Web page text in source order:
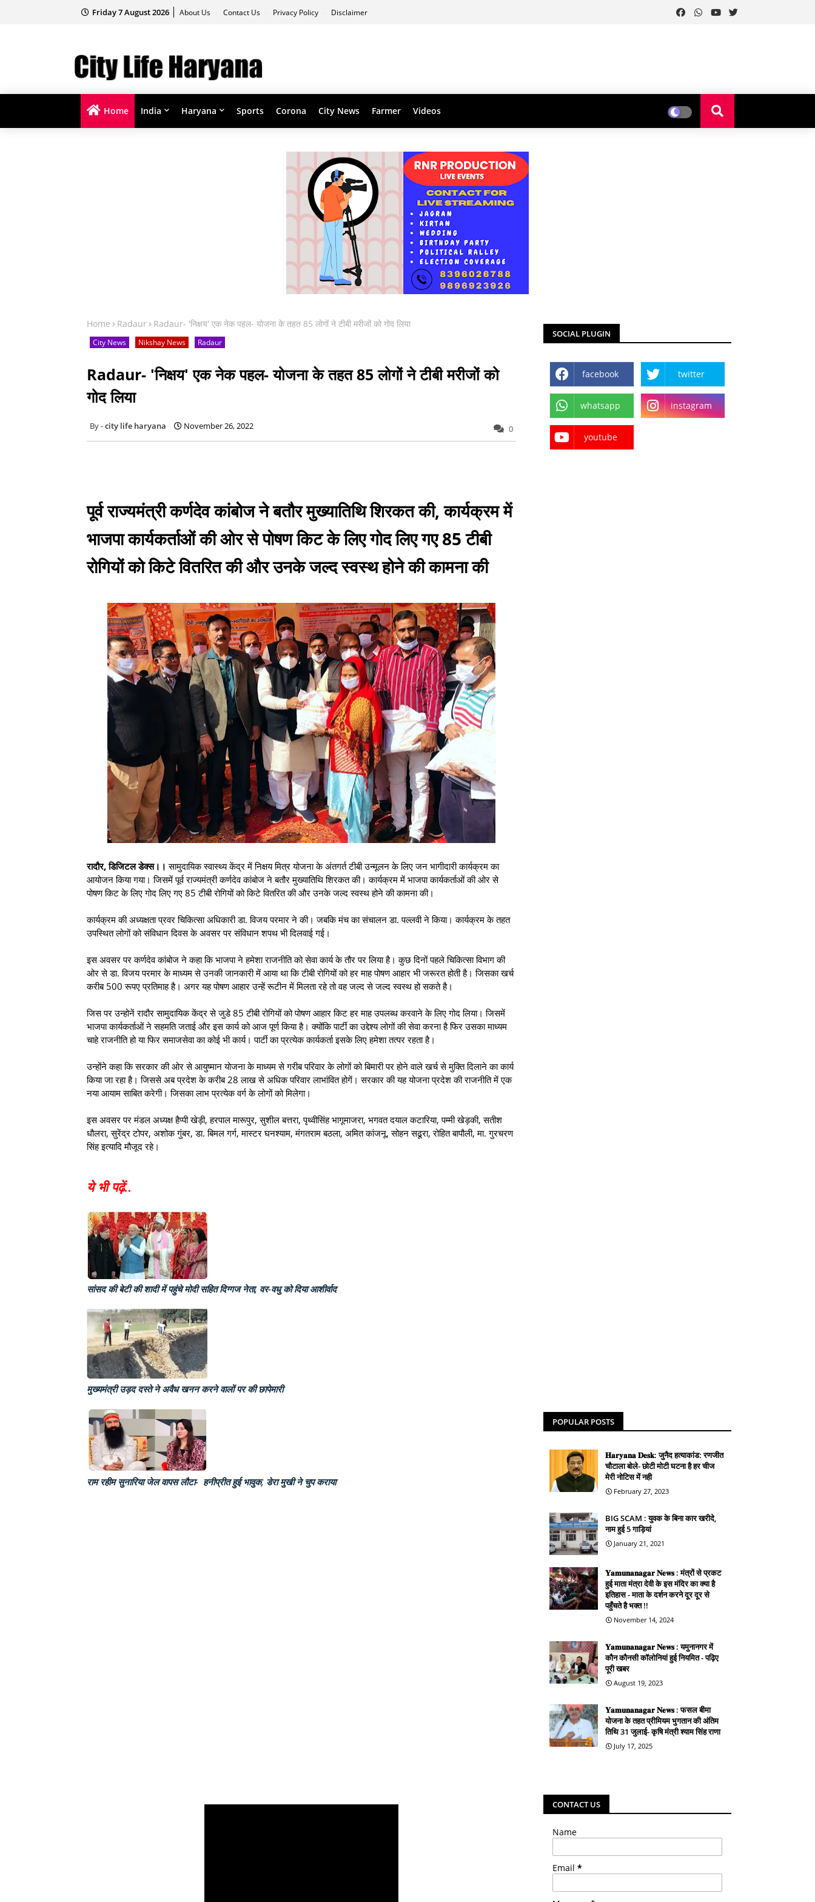
Friday 7 August 2026 About Us Contact Us Privacy Policy Disclaimer
Home India Haryana Sports Corona City News Farmer Videos
Home Radaur Radaur- 'निक्षय' एक नेक पहल- योजना के तहत 85 लोगों ने टीबी मरीजों को गोद लिया
City News Nikshay News Radaur
Radaur- 'निक्षय' एक नेक पहल- योजना के तहत 85 लोगों ने टीबी मरीजों को
गोद लिया
city life haryana November 26, 2022 0
पूर्व राज्यमंत्री कर्णदेव कांबोज ने बतौर मुख्यातिथि शिरकत की, कार्यक्रम में
भाजपा कार्यकर्ताओं की ओर से पोषण किट के लिए गोद लिए गए 85 टीबी
रोगियों को किटे वितरित की और उनके जल्द स्वस्थ होने की कामना की
रादौर, डिजिटल डेक्स।। सामुदायिक स्वास्थ्य केंद्र में निक्षय मित्र योजना के अंतगर्त टीबी उन्मूलन के लिए जन भागीदारी कार्यक्रम का
आयोजन किया गया। जिसमें पूर्व राज्यमंत्री कर्णदेव कांबोज ने बतौर मुख्यातिथि शिरकत की। कार्यक्रम में भाजपा कार्यकर्ताओं की ओर से
पोषण किट के लिए गोद लिए गए 85 टीबी रोगियों को किटे वितरित की और उनके जल्द स्वस्थ होने की कामना की।
कार्यक्रम की अध्यक्षता प्रवर चिकित्सा अधिकारी डा. विजय परमार ने की। जबकि मंच का संचालन डा. पल्लवी ने किया। कार्यक्रम के तहत
उपस्थित लोगों को संविधान दिवस के अवसर पर संविधान शपथ भी दिलवाई गई।
इस अवसर पर कर्णदेव कांबोज ने कहा कि भाजपा ने हमेशा राजनीति को सेवा कार्य के तौर पर लिया है। कुछ दिनों पहले चिकित्सा विभाग की
ओर से डा. विजय परमार के माध्यम से उनकी जानकारी में आया था कि टीबी रोगियों को हर माह पोषण आहार भी जरूरत होती है। जिसका खर्च
करीब 500 रूपए प्रतिमाह है। अगर यह पोषण आहार उन्हें रूटीन में मिलता रहे तो वह जल्द से जल्द स्वस्थ हो सकते है।
जिस पर उन्होनें रादौर सामुदायिक केंद्र से जुडे 85 टीबी रोगियों को पोषण आहार किट हर माह उपलब्ध करवाने के लिए गोद लिया। जिसमें
भाजपा कार्यकर्ताओं ने सहमति जताई और इस कार्य को आज पूर्ण किया है। क्योंकि पार्टी का उद्देश्य लोगों की सेवा करना है फिर उसका माध्यम
चाहे राजनीति हो या फिर समाजसेवा का कोई भी कार्य। पार्टी का प्रत्येक कार्यकर्ता इसके लिए हमेशा तत्पर रहता है।
उन्होंने कहा कि सरकार की ओर से आयुष्मान योजना के माध्यम से गरीब परिवार के लोगों को बिमारी पर होने वाले खर्च से मुक्ति दिलाने का कार्य
किया जा रहा है। जिससे अब प्रदेश के करीब 28 लाख से अधिक परिवार लाभांवित होगें। सरकार की यह योजना प्रदेश की राजनीति में एक
नया आयाम साबित करेगी। जिसका लाभ प्रत्येक वर्ग के लोगों को मिलेगा।
इस अवसर पर मंडल अध्यक्ष हैप्पी खेड़ी, हरपाल मारूपुर, सुशील बत्तरा, पृथ्वीसिंह भागूमाजरा, भगवत दयाल कटारिया, पम्मी खेड़की, सतीश
धौलरा, सुरेंद्र टोपर, अशोक गुंबर, डा. बिमल गर्ग, मास्टर घनश्याम, मंगतराम बठला, अमित कांजनू, सोहन सढूरा, रोहित बापौली, मा. गुरचरण
सिंह इत्यादि मौजूद रहे।
ये भी पढ़ें..
सांसद की बेटी की शादी में पहुंचे मोदी सहित दिग्गज नेता, वर-वधु को दिया आशीर्वाद
मुख्यमंत्री उड़द दस्ते ने अवैध खनन करने वालों पर की छापेमारी
राम रहीम सुनारिया जेल वापस लौटा- हनीप्रीत हुई भावुक, डेरा मुखी ने चुप कराया
SOCIAL PLUGIN
facebook twitter
whatsapp instagram
youtube
POPULAR POSTS
𝐇𝐚𝐫𝐲𝐚𝐧𝐚 𝐃𝐞𝐬𝐤: जुनैद हत्याकांड: रणजीत
चौटाला बोले- छोटी मोटी घटना है हर चीज
मेरी नोटिस में नही
February 27, 2023
BIG SCAM : युवक के बिना कार खरीदे,
नाम हुई 5 गाड़ियां
January 21, 2021
𝐘𝐚𝐦𝐮𝐧𝐚𝐧𝐚𝐠𝐚𝐫 𝐍𝐞𝐰𝐬 : मंत्रों से प्रकट
हुई माता मंत्रा देवी के इस मंदिर का क्या है
इतिहास - माता के दर्शन करने दूर दूर से
पहुँचते है भक्त !!
November 14, 2024
𝐘𝐚𝐦𝐮𝐧𝐚𝐧𝐚𝐠𝐚𝐫 𝐍𝐞𝐰𝐬 : यमुनानगर में
कौन कौनसी कॉलोनियां हुई नियमित - पढ़िए
पूरी खबर
August 19, 2023
𝐘𝐚𝐦𝐮𝐧𝐚𝐧𝐚𝐠𝐚𝐫 𝐍𝐞𝐰𝐬 : फसल बीमा
योजना के तहत प्रीमियम भुगतान की अंतिम
तिथि 31 जुलाई- कृषि मंत्री श्याम सिंह राणा
July 17, 2025
CONTACT US
Name
Email *